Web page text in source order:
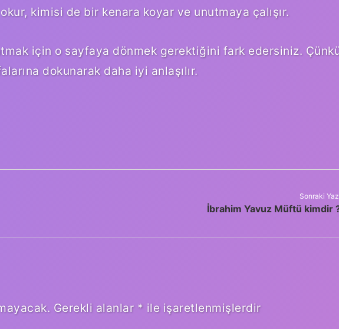
kimisi de bir kenara koyar ve unutmaya çalışır.
için o sayfaya dönmek gerektiğini fark edersiniz.
dokunarak daha iyi anlaşılır.
Sonraki
İbrahim Yavuz Müftü kimdir
Gerekli alanlar * ile işaretlenmişlerdir